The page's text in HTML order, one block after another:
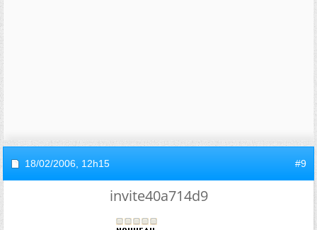
18/02/2006, 12h15 #9
invite40a714d9